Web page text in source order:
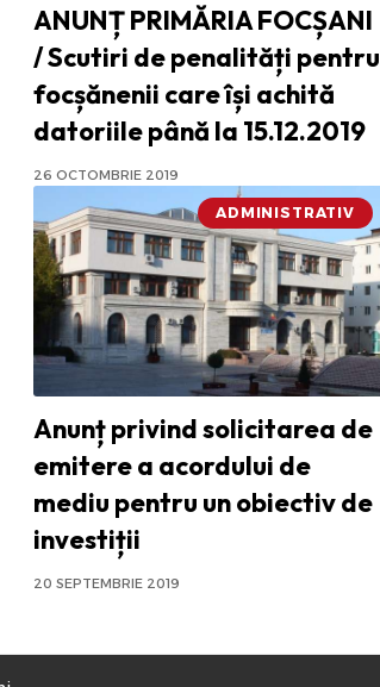
ANUNȚ PRIMĂRIA FOCȘANI
/ Scutiri de penalități pentru
focșănenii care își achită
datoriile până la 15.12.2019
26 OCTOMBRIE 2019
ADMINISTRATIV
Anunț privind solicitarea de
emitere a acordului de
mediu pentru un obiectiv de
investiții
20 SEPTEMBRIE 2019